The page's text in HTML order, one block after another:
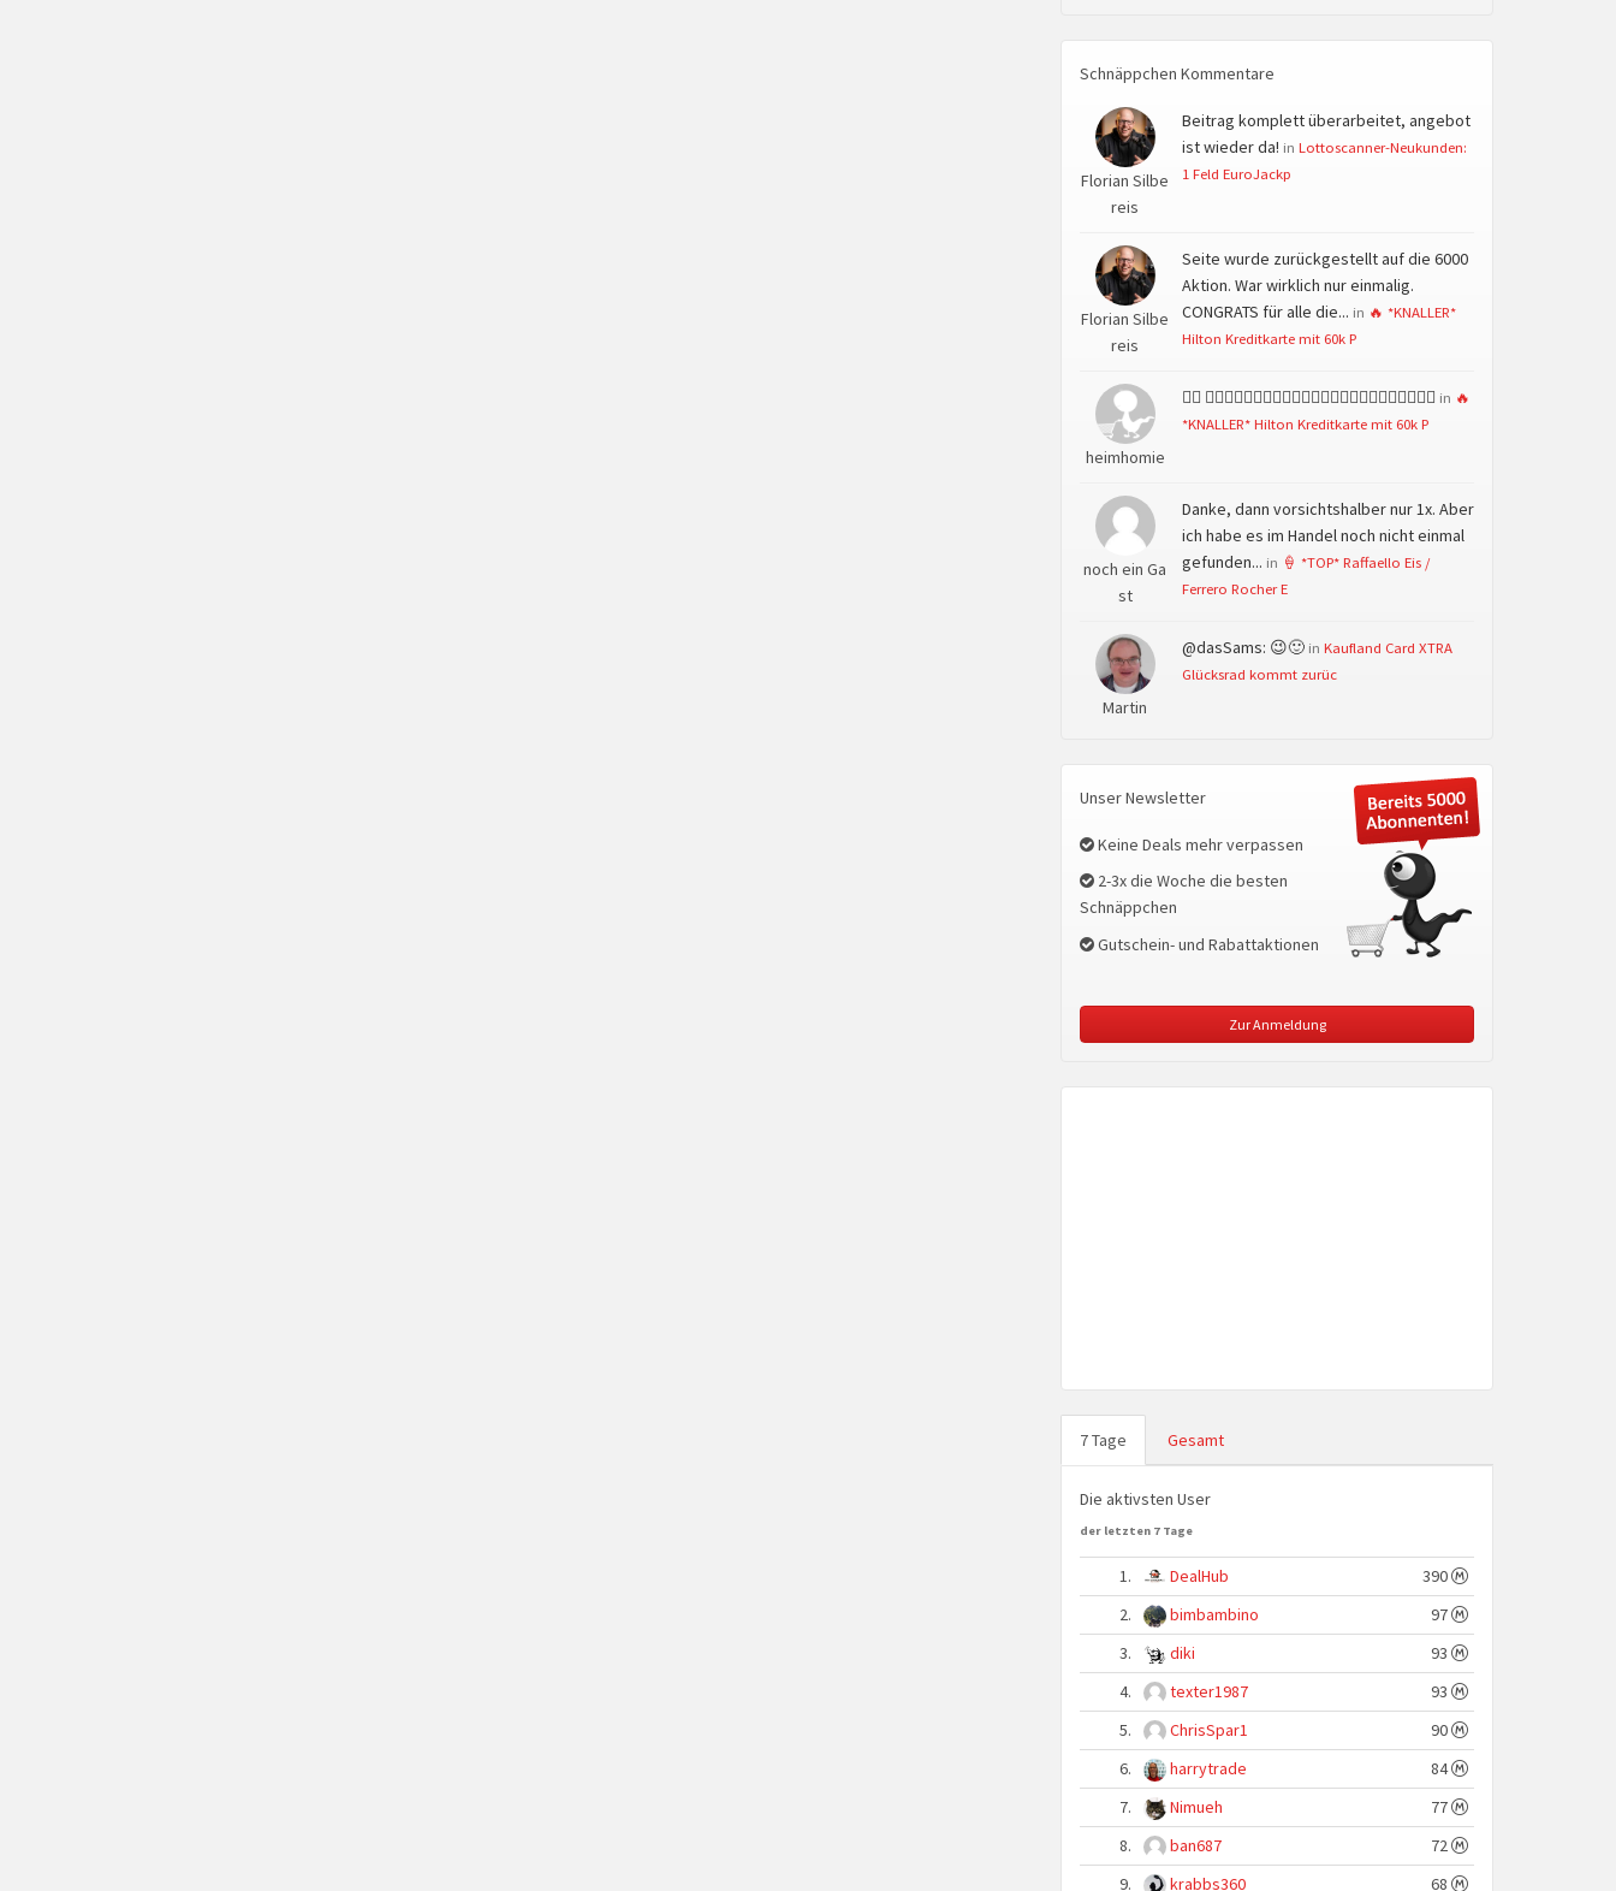
Schnäppchen Kommentare
Florian Silbe
reis
Beitrag komplett überarbeitet, angebot
ist wieder da! in Lottoscanner-Neukunden:
1 Feld EuroJackp
Florian Silbe
reis
Seite wurde zurückgestellt auf die 6000
Aktion. War wirklich nur einmalig.
CONGRATS für alle die... in 🔥 *KNALLER*
Hilton Kreditkarte mit 60k P
heimhomie
👍🏻 👍🏻👍🏻👍🏻👍🏻👍🏻👍🏻👍🏻👍🏻👍🏻👍🏻👍🏻👍🏻 in 🔥
*KNALLER* Hilton Kreditkarte mit 60k P
noch ein Ga
st
Danke, dann vorsichtshalber nur 1x. Aber
ich habe es im Handel noch nicht einmal
gefunden... in 🍦 *TOP* Raffaello Eis /
Ferrero Rocher E
Martin
@dasSams: 😉🙂 in Kaufland Card XTRA
Glücksrad kommt zurüc
Unser Newsletter
Keine Deals mehr verpassen
2-3x die Woche die besten
Schnäppchen
Gutschein- und Rabattaktionen
Zur Anmeldung
7 Tage Gesamt
Die aktivsten User
der letzten 7 Tage
1. DealHub
390
2.
bimbambino
97
3.
diki
93
4.
texter1987
93
5.
ChrisSpar1
90
6.
harrytrade
84
7.
Nimueh
77
8.
ban687
72
9.
krabbs360 68